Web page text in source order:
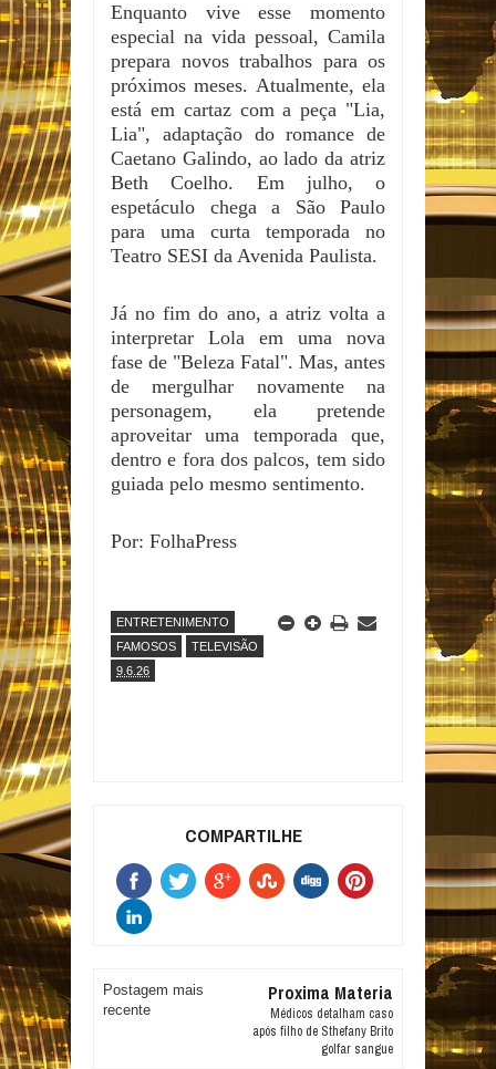
Enquanto vive esse momento
especial na vida pessoal, Camila
prepara novos trabalhos para os
próximos meses. Atualmente, ela
está em cartaz com a peça "Lia,
Lia", adaptação do romance de
Caetano Galindo, ao lado da atriz
Beth Coelho. Em julho, o
espetáculo chega a São Paulo
para uma curta temporada no
Teatro SESI da Avenida Paulista.
Já no fim do ano, a atriz volta a
interpretar Lola em uma nova
fase de "Beleza Fatal". Mas, antes
de mergulhar novamente na
personagem, ela pretende
aproveitar uma temporada que,
dentro e fora dos palcos, tem sido
guiada pelo mesmo sentimento.
Por: FolhaPress
ENTRETENIMENTO
FAMOSOS
TELEVISÃO
9.6.26
COMPARTILHE
Postagem mais
recente
Proxima Materia
Médicos detalham caso
após filho de Sthefany Brito
golfar sangue